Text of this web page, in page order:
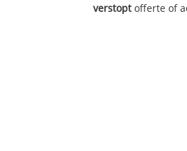
verstoptofferte of